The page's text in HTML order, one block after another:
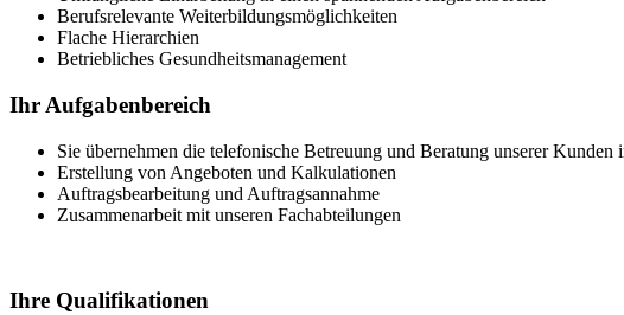
Berufsrelevante Weiterbildungsmöglichkeiten
Flache Hierarchien
Betriebliches Gesundheitsmanagement
Ihr Aufgabenbereich
Sie übernehmen die telefonische Betreuung und Beratung unserer
Erstellung von Angeboten und Kalkulationen
Auftragsbearbeitung und Auftragsannahme
Zusammenarbeit mit unseren Fachabteilungen
Ihre Qualifikationen